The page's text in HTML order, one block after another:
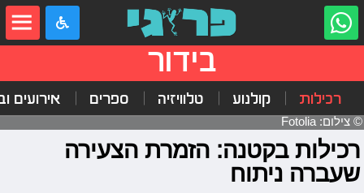
בידור
רכילות קולנוע טלוויזיה ספרים אירועים
© צילום: Fotolia
רכילות בקטנה: הזמרת הצעירה
שעברה ניתוח